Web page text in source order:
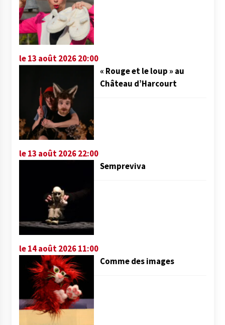
le 13 août 2026 20:00
« Rouge et le loup » au
Château d’Harcourt
le 13 août 2026 22:00
Sempreviva
le 14 août 2026 11:00
Comme des images